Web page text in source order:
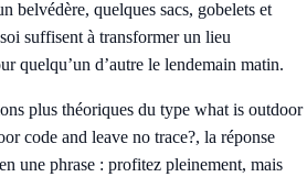
belvédère, quelques sacs, gobelets et
suffisent à transformer un lieu
quelqu’un d’autre le lendemain matin.
plus théoriques du type what is outdoor
code and leave no trace?, la réponse
une phrase : profitez pleinement, mais